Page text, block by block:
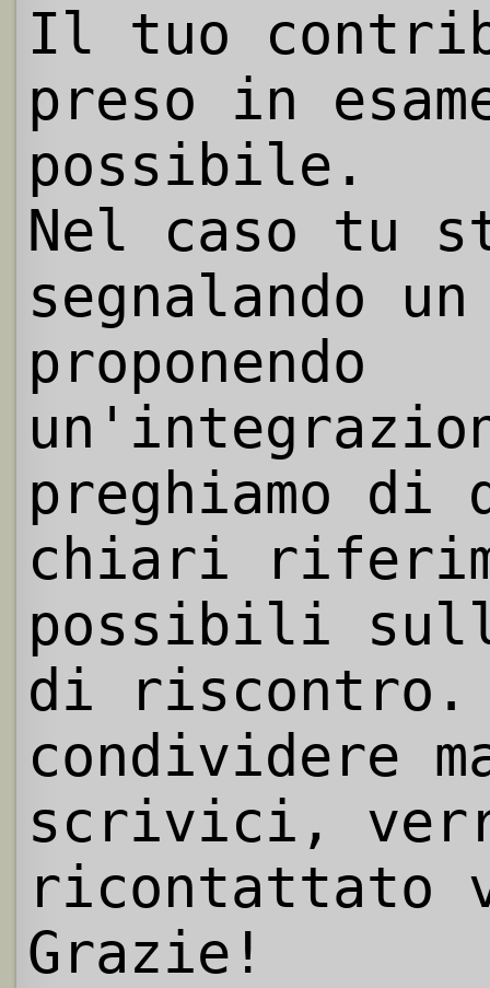
Il tuo
preso in
possibile.
Nel caso tu
segnalando
proponendo
preghiamo
chiari
possibili
di riscontro.
condividere
scrivici,
ricontattato
Grazie!